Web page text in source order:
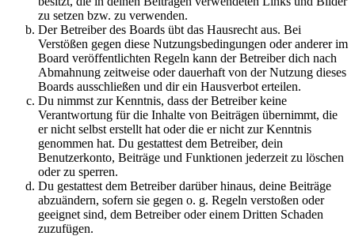
zu setzen bzw. zu verwenden.
Der Betreiber des Boards übt das Hausrecht aus. Bei
Verstößen gegen diese Nutzungsbedingungen oder anderer im
Board veröffentlichten Regeln kann der Betreiber dich nach
Abmahnung zeitweise oder dauerhaft von der Nutzung dieses
Boards ausschließen und dir ein Hausverbot erteilen.
Du nimmst zur Kenntnis, dass der Betreiber keine
Verantwortung für die Inhalte von Beiträgen übernimmt, die
er nicht selbst erstellt hat oder die er nicht zur Kenntnis
genommen hat. Du gestattest dem Betreiber, dein
Benutzerkonto, Beiträge und Funktionen jederzeit zu löschen
oder zu sperren.
Du gestattest dem Betreiber darüber hinaus, deine Beiträge
abzuändern, sofern sie gegen o. g. Regeln verstoßen oder
geeignet sind, dem Betreiber oder einem Dritten Schaden
zuzufügen.